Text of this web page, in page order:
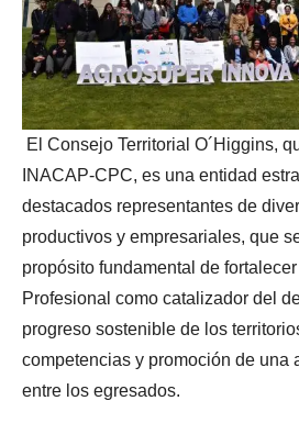
El Consejo Territorial O´Higgins,
INACAP-CPC, es una entidad
destacados representantes de
productivos y empresariales, que
propósito fundamental de
Profesional como catalizador del
progreso sostenible de los
competencias y promoción de una
entre los egresados.